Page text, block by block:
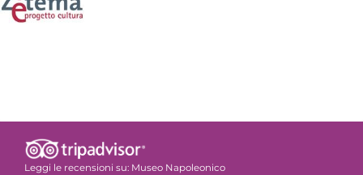
Leggi le recensioni su: Museo Napoleonico